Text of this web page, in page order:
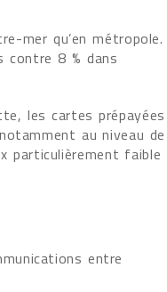
mer qu’en métropole.
contre 8 % dans
les cartes prépayées
au niveau de
particulièrement faible
entre